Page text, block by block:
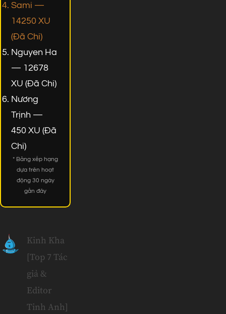
Sami —
14250 XU
(Đã Chi)
Nguyen Ha
— 12678
XU (Đã Chi)
Nương
Trịnh —
450 XU (Đã
Chi)
* Bảng xếp hạng
dựa trên hoạt
động 30 ngày
gần đây
Kinh Kha
[Top 7 Tác
giả &
Editor
Tinh Anh]